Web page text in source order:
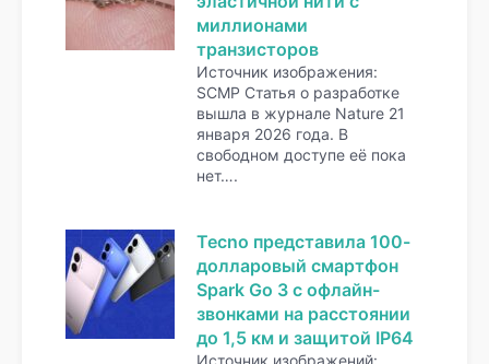
миллионами
транзисторов
Источник изображения:
SCMP Статья о разработке
вышла в журнале Nature 21
января 2026 года. В
свободном доступе её пока
нет….
Tecno представила 100-
долларовый смартфон
Spark Go 3 с офлайн-
звонками на расстоянии
до 1,5 км и защитой IP64